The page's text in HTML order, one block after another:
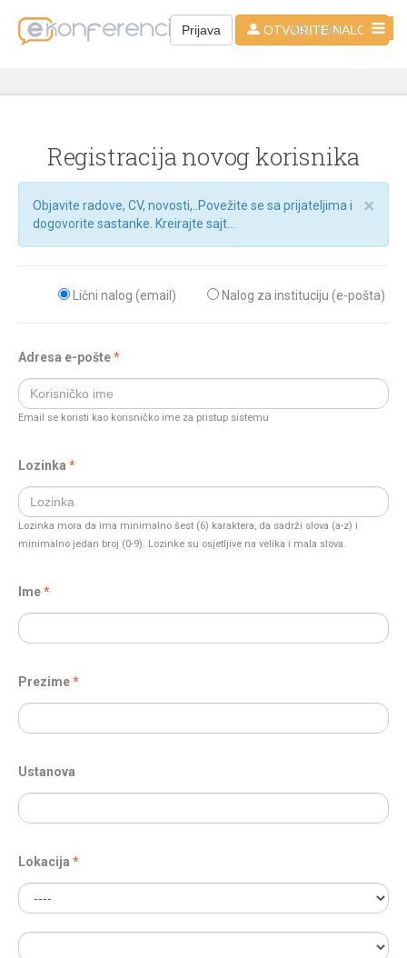
Prijava OTVORITE NALOG
SR - LAT
Registracija novog korisnika
×
Objavite radove, CV, novosti,..Povežite se sa prijateljima i
dogovorite sastanke. Kreirajte sajt...
Lični nalog (email) Nalog za instituciju (e-pošta)
Adresa e-pošte
Email se koristi kao korisničko ime za pristup sistemu
Lozinka
Lozinka mora da ima minimalno šest (6) karaktera, da sadrži slova (a-z) i
minimalno jedan broj (0-9). Lozinke su osjetljive na velika i mala slova.
Ime
Prezime
Ustanova
Lokacija